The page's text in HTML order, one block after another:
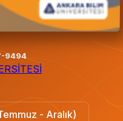
9494
- Aralık)